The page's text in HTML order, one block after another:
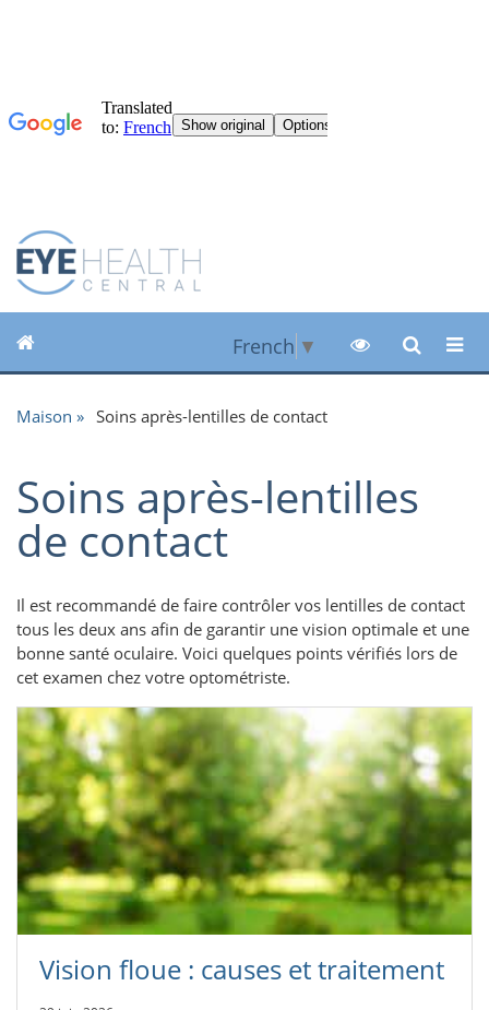
French ▼
Maison Soins après-lentilles de contact
Soins après-lentilles
de contact
Il est recommandé de faire contrôler vos lentilles de contact
tous les deux ans afin de garantir une vision optimale et une
bonne santé oculaire. Voici quelques points vérifiés lors de
cet examen chez votre optométriste.
Vision floue : causes et traitement